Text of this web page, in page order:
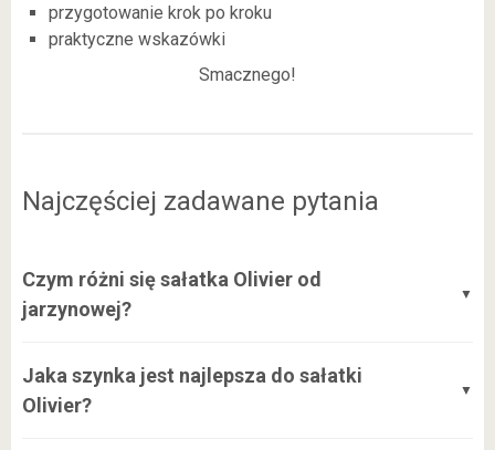
przygotowanie krok po kroku
praktyczne wskazówki
Smacznego!
Najczęściej zadawane pytania
Czym różni się sałatka Olivier od
jarzynowej?
gotowanego kurczaka) oraz brak niektórych korzeniowych
warzyw typowych dla polskiej jarzynowej tj. pietruszki czy
Jaka szynka jest najlepsza do sałatki
Olivier?